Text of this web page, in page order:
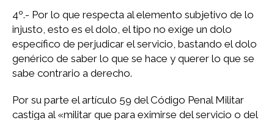
4º.- Por lo que respecta al elemento subjetivo de lo
injusto, esto es el dolo, el tipo no exige un dolo
específico de perjudicar el servicio, bastando el dolo
genérico de saber lo que se hace y querer lo que se
sabe contrario a derecho.
Por su parte el artículo 59 del Código Penal Militar
castiga al «militar que para eximirse del servicio o del